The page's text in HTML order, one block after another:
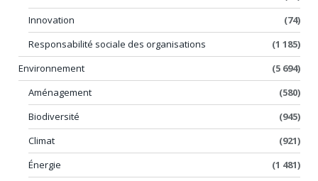
Innovation
(74)
Responsabilité sociale des organisations
(1 185)
Environnement
(5 694)
Aménagement
(580)
Biodiversité
(945)
Climat
(921)
Énergie
(1 481)